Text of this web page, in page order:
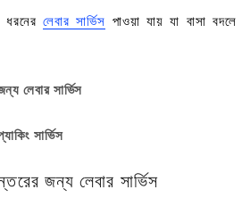
ধরনেরলেবার সার্ভিস পাওয়া যায় যা বাসা বদলে
লেবার সার্ভিস
সার্ভিস
জন্য লেবার সার্ভিস